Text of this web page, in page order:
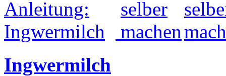
Ingwermilch